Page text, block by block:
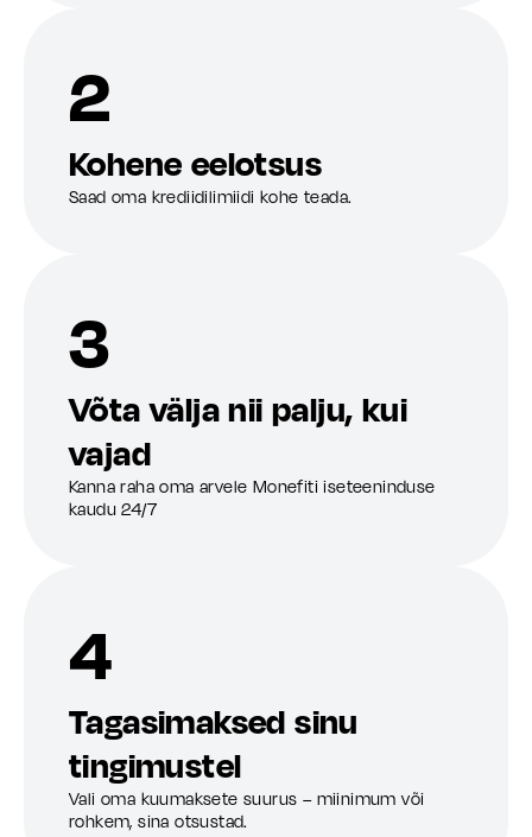
2
Kohene eelotsus
Saad oma krediidilimiidi kohe teada.
3
Võta välja nii palju, kui
vajad
Kanna raha oma arvele Monefiti iseteeninduse
kaudu 24/7
4
Tagasimaksed sinu
tingimustel
Vali oma kuumaksete suurus – miinimum või
rohkem, sina otsustad.